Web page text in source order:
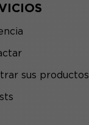
sus productos